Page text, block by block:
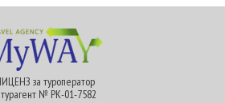
за туроператор
№ РК-01-7582